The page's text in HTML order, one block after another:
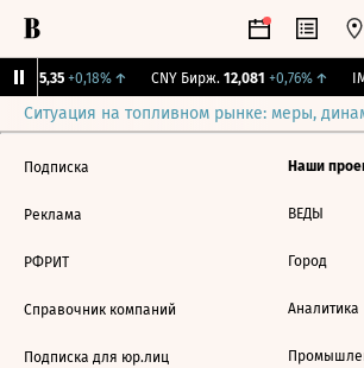
115,35 +0,18%↑ CNY Бирж. 12,081 +0,76%↑
Ситуация на топливном рынке: меры,
Подписка
Реклама
РФРИТ
Справочник компаний
Подписка для юр.лиц
Наши
ВЕДЫ
Город
Аналитика